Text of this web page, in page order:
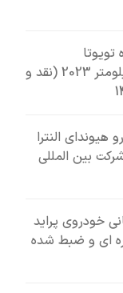
دستگاه تویوتا
هیبریدهای کرولا صفر کیلومتر 2023 (نقد و
النترا
سفید مدل ۲۰۱۴ (شرکت بین المللی
000/000 تومانی خودروی پراید
(مصادره ای و ضبط شده